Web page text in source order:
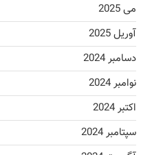
می 2025
آوریل 2025
دسامبر 2024
نوامبر 2024
اکتبر 2024
سپتامبر 2024